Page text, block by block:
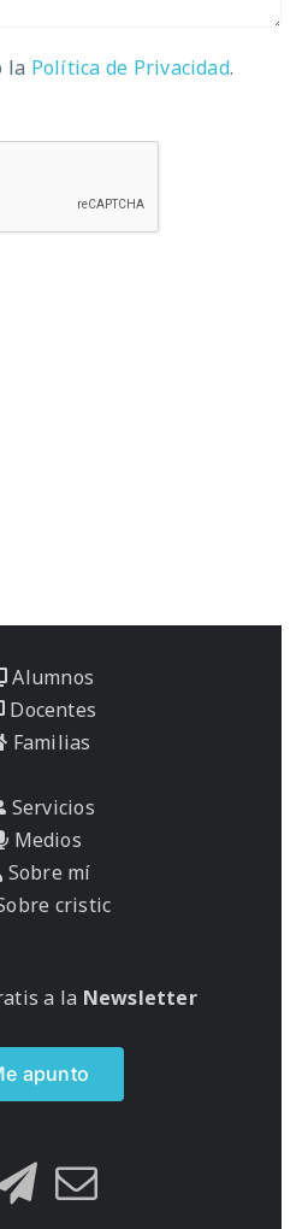
la Política de Privacidad.
Alumnos
Docentes
Familias
Servicios
Medios
Sobre mí
cristic
a la Newsletter
apunto